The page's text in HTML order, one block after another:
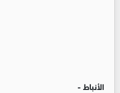
الأنباط -